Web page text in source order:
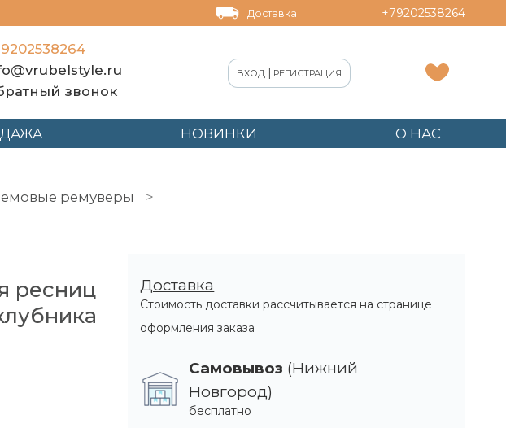
Доставка +79202538264
звонок
ВХОД |РЕГИСТРАЦИЯ
НОВИНКИ О НАС
ремуверы
ресниц
Доставка
Стоимость доставки рассчитывается на странице
оформления заказа
Самовывоз (Нижний
Новгород)
бесплатно